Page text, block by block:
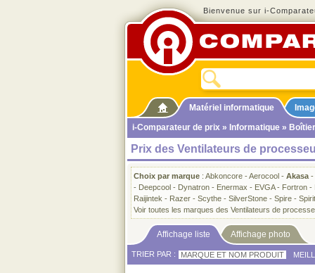
Bienvenue sur i-
Matériel informatique
i-Comparateur de prix » Informatique »
Prix des Ventilateurs de
Choix par marque : Abkoncore -Aerocool - Akasa -
- Deepcool - Dynatron - Enermax - EVGA- Fortron -
Raijintek - Razer - Scythe - SilverStone - Spire -
Voir toutes les marques des Ventilateurs de
Affichage liste Affichage photo
TRIER PAR : MARQUE ET NOM PRODUIT